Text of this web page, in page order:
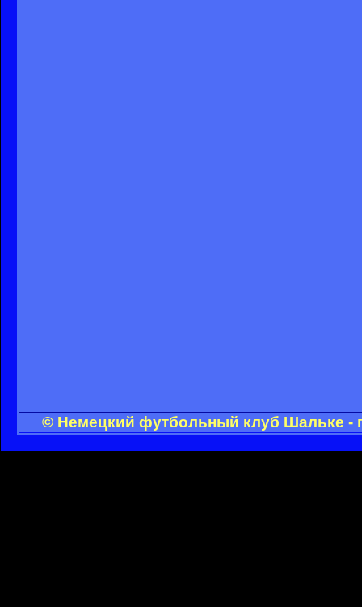
© Немецкий футбольный клуб Шальке -